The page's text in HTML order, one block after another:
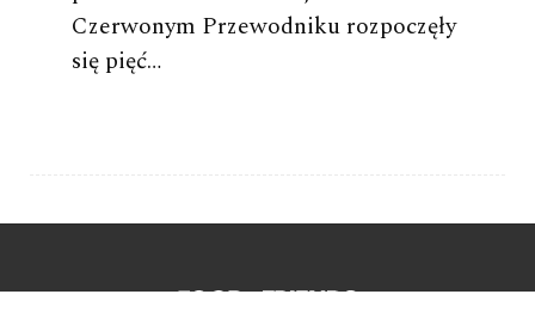
Czerwonym Przewodniku rozpoczęły
się pięć…